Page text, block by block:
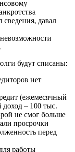
сведения, давал
будут списаны:
нет
(ежемесячный
– 100 тыс.
не смог больше
просрочки
перед
работы